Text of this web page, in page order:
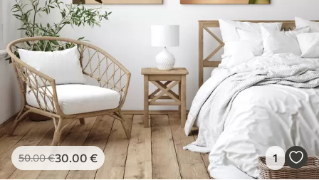
50.00€30.00 € 1